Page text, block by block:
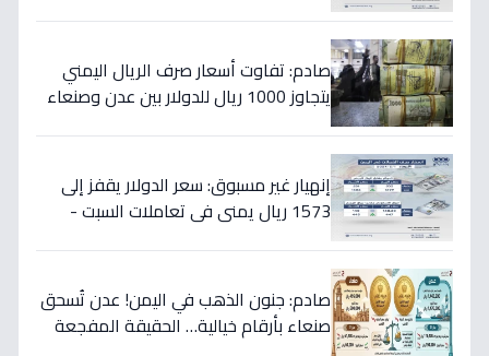
صادم: تفاوت أسعار صرف الريال اليمني
يتجاوز 1000 ريال للدولار بين عدن وصنعاء
إنهيار غير مسبوق: سعر الدولار يقفز إلى
1573 ريال يمني في تعاملات السبت -
صادم: جنون الذهب في اليمن! عدن تُسحق
صنعاء بأرقام خيالية… الحقيقة المفجعة